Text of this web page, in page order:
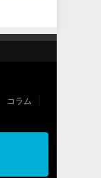
コラム